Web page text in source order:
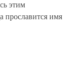
этим
прославится имя